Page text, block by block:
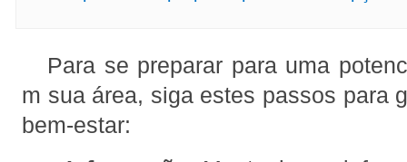
Para se preparar para uma
m sua área, siga estes passos para
bem-estar: